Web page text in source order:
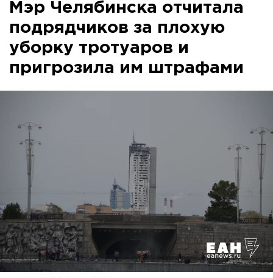
Мэр Челябинска отчитала
подрядчиков за плохую
уборку тротуаров и
пригрозила им штрафами